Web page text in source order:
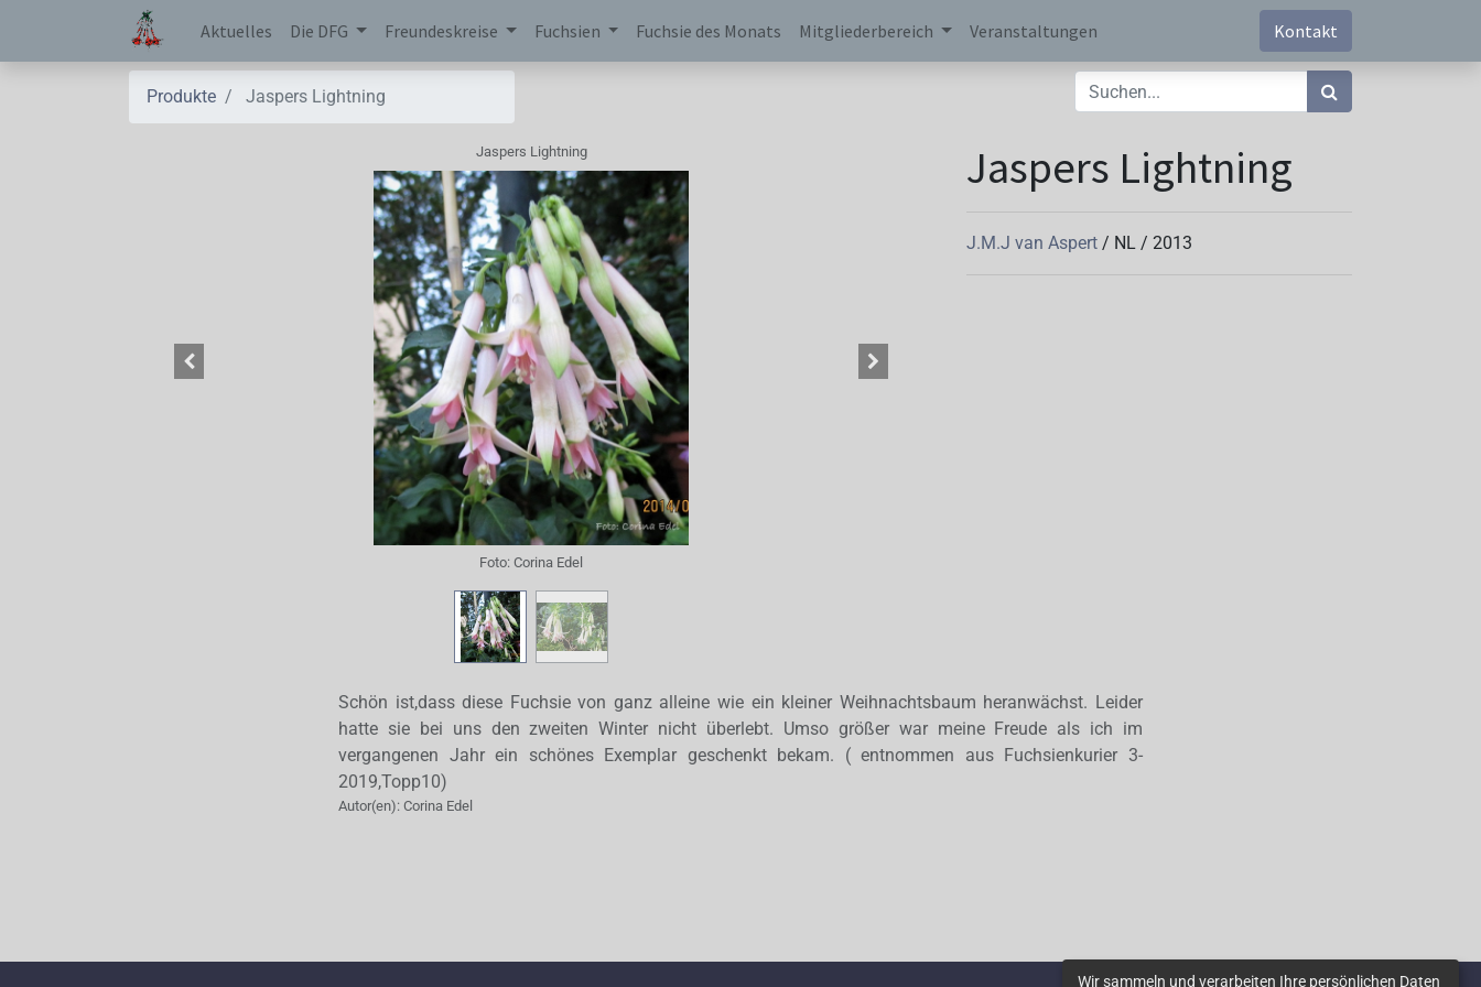
Aktuelles Die DFG Freundeskreise Fuchsien Fuchsie des Monats Mitgliederbereich Veranstaltungen Kontakt
Produkte Jaspers Lightning
Jaspers Lightning
Foto: Corina Edel
Jaspers Lightning
J.M.J van Aspert / NL / 2013
Schön ist,dass diese Fuchsie von ganz alleine wie ein kleiner Weihnachtsbaum heranwächst. Leider
hatte sie bei uns den zweiten Winter nicht überlebt. Umso größer war meine Freude als ich im
vergangenen Jahr ein schönes Exemplar geschenkt bekam. ( entnommen aus Fuchsienkurier 3-
2019,Topp10)
Autor(en): Corina Edel
Wir sammeln und verarbeiten Ihre persönlichen Daten